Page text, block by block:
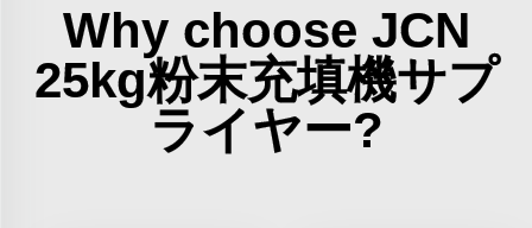
Why choose JCN
25kg粉末充填機サプ
ライヤー?